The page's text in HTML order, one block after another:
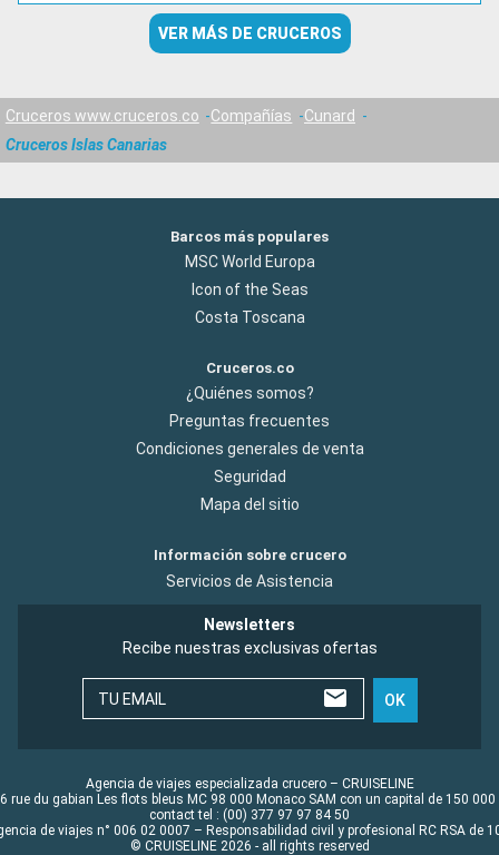
VER MÁS DE CRUCEROS
Cruceros www.cruceros.co Compañías
Cunard
Cruceros Islas Canarias
Barcos más populares
MSC World Europa
Icon of the Seas
Costa Toscana
Cruceros.co
¿Quiénes somos?
Preguntas frecuentes
Condiciones generales de venta
Seguridad
Mapa del sitio
Información sobre crucero
Servicios de Asistencia
Newsletters
Recibe nuestras exclusivas ofertas
TU EMAIL OK
Agencia de viajes especializada crucero – CRUISELINE
rue du gabian Les flots bleus MC 98 000 Monaco SAM con un capital de 150 000
contact tel : (00) 377 97 97 84 50
de viajes n° 006 02 0007 – Responsabilidad civil y profesional RC RSA de
© CRUISELINE 2026 - all rights reserved